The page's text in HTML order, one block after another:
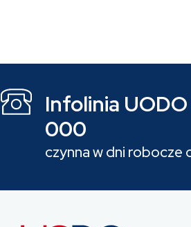
Infolinia
000
czynna w dni robocze